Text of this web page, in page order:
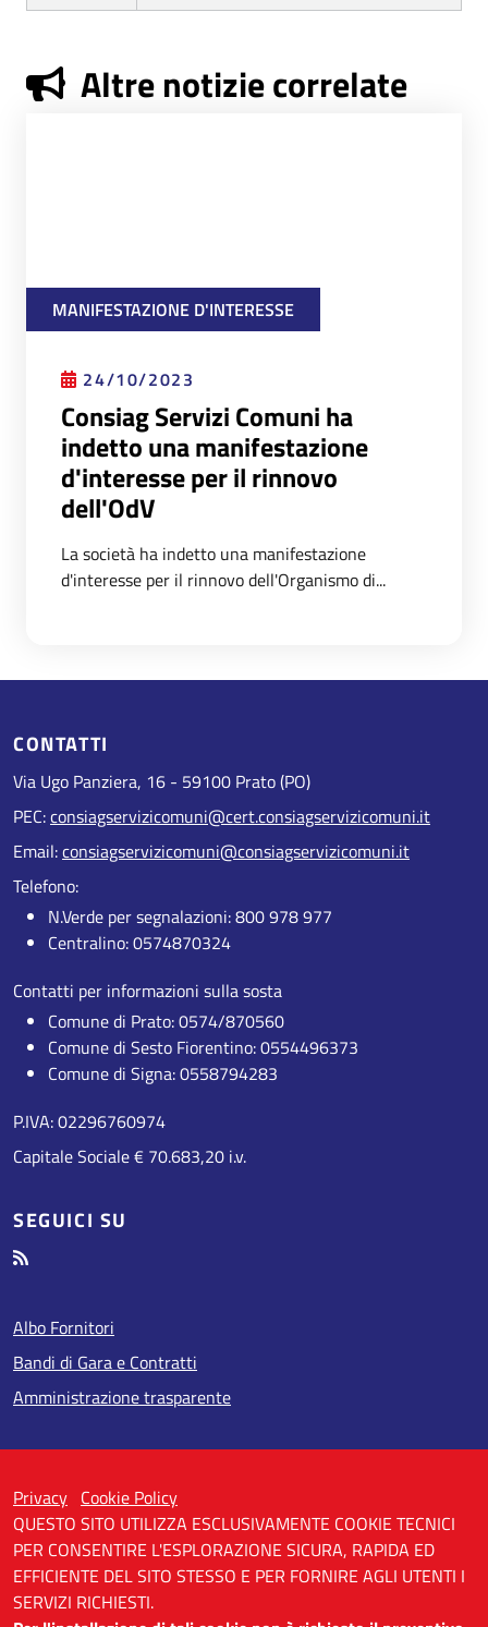
Altre notizie correlate
MANIFESTAZIONE D'INTERESSE
24/10/2023
Consiag Servizi Comuni ha
indetto una manifestazione
d'interesse per il rinnovo
dell'OdV
La società ha indetto una manifestazione
d'interesse per il rinnovo dell'Organismo di...
CONTATTI
Via Ugo Panziera, 16 - 59100 Prato (PO)
PEC:consiagservizicomuni@cert.consiagservizicomuni.it
Email:consiagservizicomuni@consiagservizicomuni.it
Telefono:
N.Verde per segnalazioni: 800 978 977
Centralino: 0574870324
Contatti per informazioni sulla sosta
Comune di Prato: 0574/870560
Comune di Sesto Fiorentino: 0554496373
Comune di Signa: 0558794283
P.IVA: 02296760974
Capitale Sociale € 70.683,20 i.v.
SEGUICI SU
Albo Fornitori
Bandi di Gara e Contratti
Amministrazione trasparente
Privacy Cookie Policy
QUESTO SITO UTILIZZA ESCLUSIVAMENTE COOKIE TECNICI
PER CONSENTIRE L'ESPLORAZIONE SICURA, RAPIDA ED
EFFICIENTE DEL SITO STESSO E PER FORNIRE AGLI UTENTI I
SERVIZI RICHIESTI.